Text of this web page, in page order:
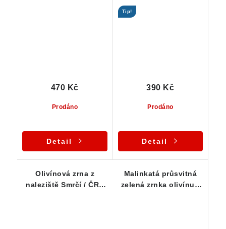
Prodáno
470 Kč
Detail
Tip!
Prodáno
390 Kč
Detail
Olivínová zrna z
naleziště Smrčí / ČR -
Malinkatá průsvitná
zelená zrnka olivínu -